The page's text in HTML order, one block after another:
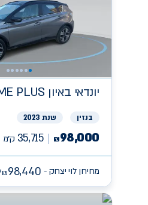
יונדאי PRIME PLUS באיון
בנזין שנת 2023
₪98,000
35,715 ק״מ
מחירון לוי יצחק - ₪98,440